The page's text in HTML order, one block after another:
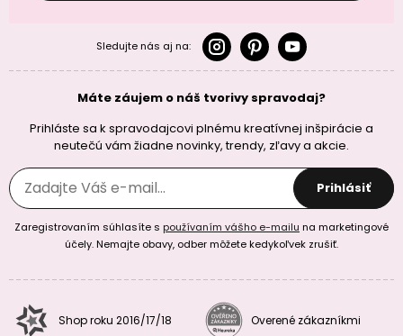
Sledujte nás aj na:
Máte záujem o náš tvorivy spravodaj?
Prihláste sa k spravodajcovi plnému kreatívnej inšpirácie a
neutečú vám žiadne novinky, trendy, zľavy a akcie.
Prihlásiť
Zaregistrovaním súhlasíte s používaním vášho e-mailu na marketingové
účely. Nemajte obavy, odber môžete kedykoľvek zrušiť.
Shop roku 2016/17/18 Overené zákazníkmi